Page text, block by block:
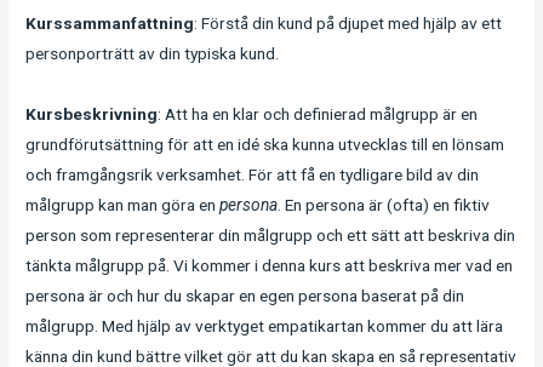
Kurssammanfattning: Förstå din kund på djupet med hjälp av ett
personporträtt av din typiska kund.
Kursbeskrivning: Att ha en klar och definierad målgrupp är en
grundförutsättning för att en idé ska kunna utvecklas till en lönsam
och framgångsrik verksamhet. För att få en tydligare bild av din
målgrupp kan man göra enpersona . En persona är (ofta) en fiktiv
person som representerar din målgrupp och ett sätt att beskriva din
tänkta målgrupp på. Vi kommer i denna kurs att beskriva mer vad en
persona är och hur du skapar en egen persona baserat på din
målgrupp. Med hjälp av verktyget empatikartan kommer du att lära
känna din kund bättre vilket gör att du kan skapa en så representativ